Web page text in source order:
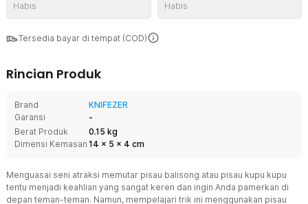
Habis Habis
Tersedia bayar di tempat (COD)
Rincian Produk
Brand
KNIFEZER
Garansi
-
Berat Produk
0.15 kg
Dimensi Kemasan 14 x 5 x 4 cm
Menguasai seni atraksi memutar pisau balisong atau pisau kupu kupu
tentu menjadi keahlian yang sangat keren dan ingin Anda pamerkan di
depan teman-teman. Namun, mempelajari trik ini menggunakan pisau